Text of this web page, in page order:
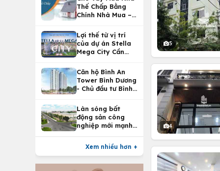
Thế Chấp Bằng
Chính Nhà Mua –
Nhà Tại
Vietcombank
Lợi thế từ vị trí
của dự án Stella
Mega City Cần
Căn hộ Bình An
Tower Bình Dương
- Chủ đầu tư Bình
Làn sóng bất
động sản công
nghiệp mới mạnh
Xem nhiều hơn +
5
4